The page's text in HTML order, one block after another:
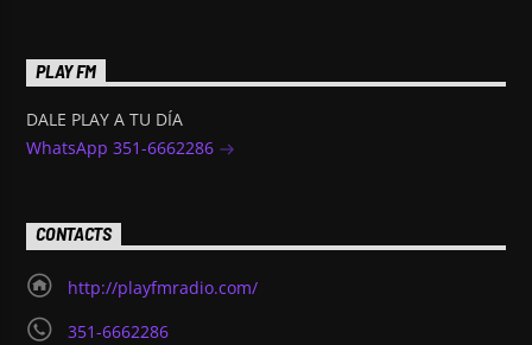
PLAY FM
DALE PLAY A TU DÍA
WhatsApp 351-6662286
CONTACTS
http://playfmradio.com/
351-6662286